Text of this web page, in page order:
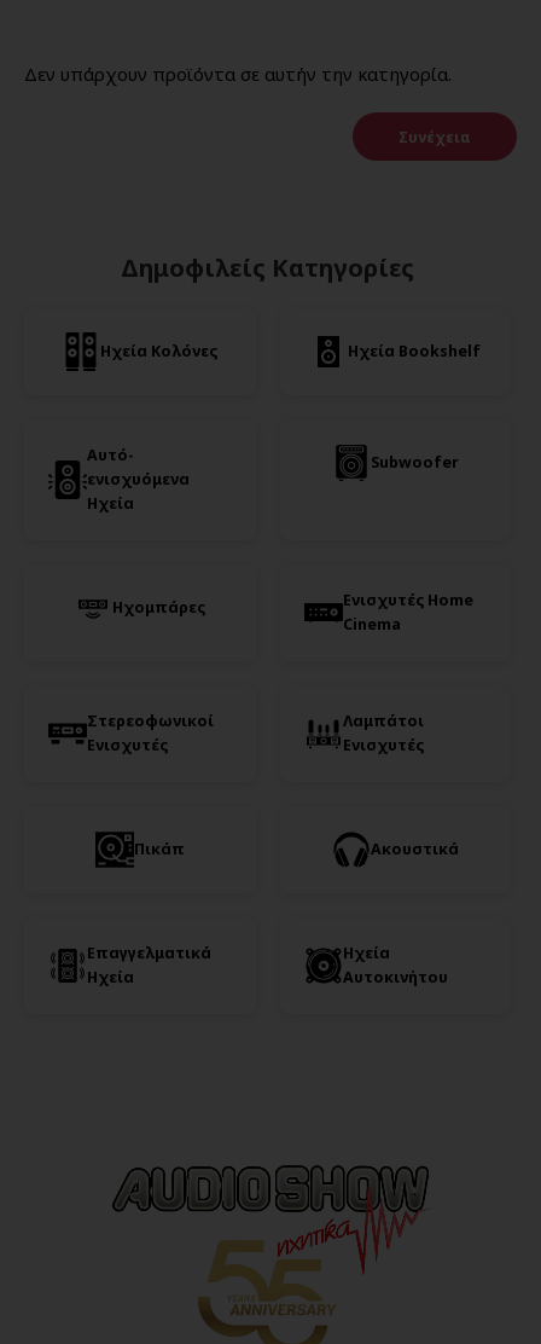
Δεν υπάρχουν προϊόντα σε αυτήν την κατηγορία.
Συνέχεια
Δημοφιλείς Κατηγορίες
Ηχεία Κολόνες Ηχεία Bookshelf
Αυτό-
ενισχυόμενα
Ηχεία
Subwoofer
Ηχομπάρες
Ενισχυτές Home
Cinema
Στερεοφωνικοί
Ενισχυτές
Λαμπάτοι
Ενισχυτές
Πικάπ Ακουστικά
Επαγγελματικά
Ηχεία
Ηχεία
Αυτοκινήτου